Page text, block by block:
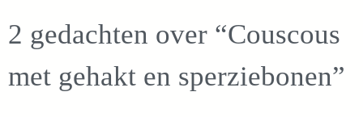
2 gedachten over “Couscous
met gehakt en sperziebonen”